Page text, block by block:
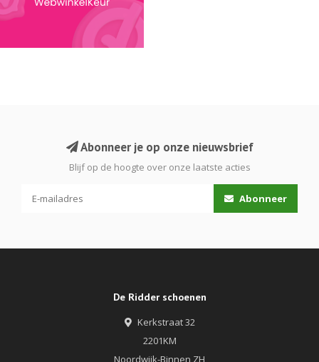
Abonneer je op onze nieuwsbrief
Blijf op de hoogte over onze laatste acties
Abonneer
De Ridder schoenen
Kerkstraat 32
2201KM
Noordwijk-Binnen ZH